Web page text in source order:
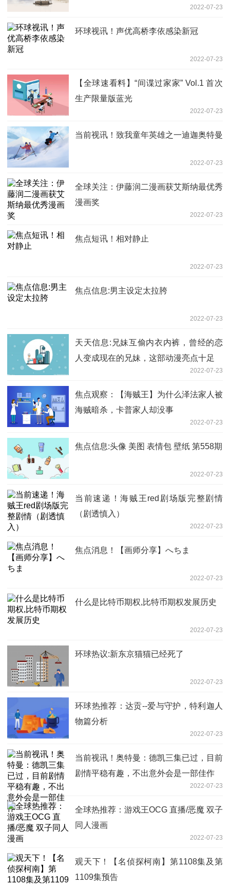
2022-07-23
环球视讯！声优高桥李依感染新冠
2022-07-23
【全球速看料】“间谍过家家” Vol.1 首次
生产限量版蓝光
2022-07-23
当前视讯！致我童年英雄之一迪迦奥特曼
2022-07-23
全球关注：伊藤润二漫画获艾斯纳最优秀
漫画奖
2022-07-23
焦点短讯！相对静止
2022-07-23
焦点信息:男主设定太拉胯
2022-07-23
天天信息:兄妹互偷内衣内裤，曾经的恋
人变成现在的兄妹，这部动漫亮点十足
2022-07-23
焦点观察：【海贼王】为什么泽法家人被
海贼暗杀，卡普家人却没事
2022-07-23
焦点信息:头像 美图 表情包 壁纸 第558期
2022-07-23
当前速递！海贼王red剧场版完整剧情
（剧透慎入）
2022-07-23
焦点消息！【画师分享】へちま
2022-07-23
什么是比特币期权,比特币期权发展历史
2022-07-23
环球热议:新东京猫猫已经死了
2022-07-23
环球热推荐：达贡--爱与守护，特利迦人
物篇分析
2022-07-23
当前视讯！奥特曼：德凯三集已过，目前
剧情平稳有趣，不出意外会是一部佳作
2022-07-23
全球热推荐：游戏王OCG 直播/恶魔 双子
同人漫画
2022-07-23
观天下！【名侦探柯南】第1108集及第
1109集预告